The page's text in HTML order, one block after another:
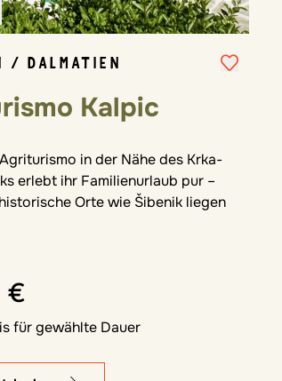
/ DALMATIEN
Kalpic
in der Nähe des Krka-
erlebt ihr Familienurlaub pur –
Orte wie Šibenik liegen
€
für gewählte Dauer